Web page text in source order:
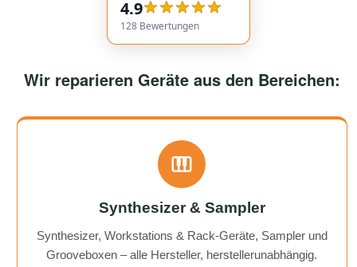
Highly recommended!
4.9
128 Bewertungen
Wir reparieren Geräte aus den Bereichen:
Synthesizer & Sampler
Synthesizer, Workstations & Rack-Geräte, Sampler und
Grooveboxen – alle Hersteller, herstellerunabhängig.